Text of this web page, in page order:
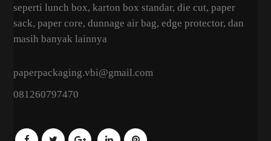
seperti lunch box, karton box standar, die cut, paper
sack, paper core, dunnage air bag, edge protector, dan
masih banyak lainnya
paperpackaging.vbi@gmail.com
081260797470